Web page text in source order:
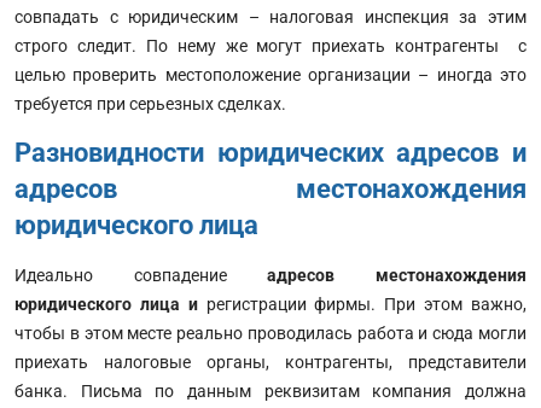
совпадать с юридическим – налоговая инспекция за этим
строго следит. По нему же могут приехать контрагенты с
целью проверить местоположение организации – иногда это
требуется при серьезных сделках.
Разновидности юридических адресов и
адресов местонахождения
юридического лица
Идеально совпадениеадресов местонахождения
юридического лица и регистрации фирмы. При этом важно,
чтобы в этом месте реально проводилась работа и сюда могли
приехать налоговые органы, контрагенты, представители
банка. Письма по данным реквизитам компания должна